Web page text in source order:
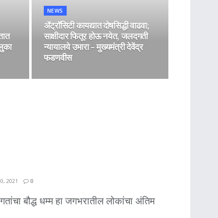
NEWS
ॲट्रॉसिटी कायद्यात दोषसिद्धी वाढवा;
साक्षीदार फितूर होऊ नयेत, जलदगती
न्यायालये उभारा – मुख्यमंत्री देवेंद्र
फडणवीस
2021 0
बौद्ध धम्म हा जगभरातील लोकांचा अंतिम